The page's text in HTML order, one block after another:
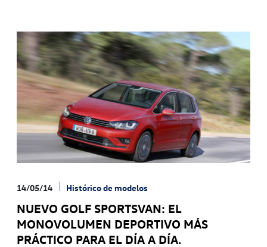
14/05/14 Histórico de modelos
NUEVO GOLF SPORTSVAN: EL
MONOVOLUMEN DEPORTIVO MÁS
PRÁCTICO PARA EL DÍA A DÍA.